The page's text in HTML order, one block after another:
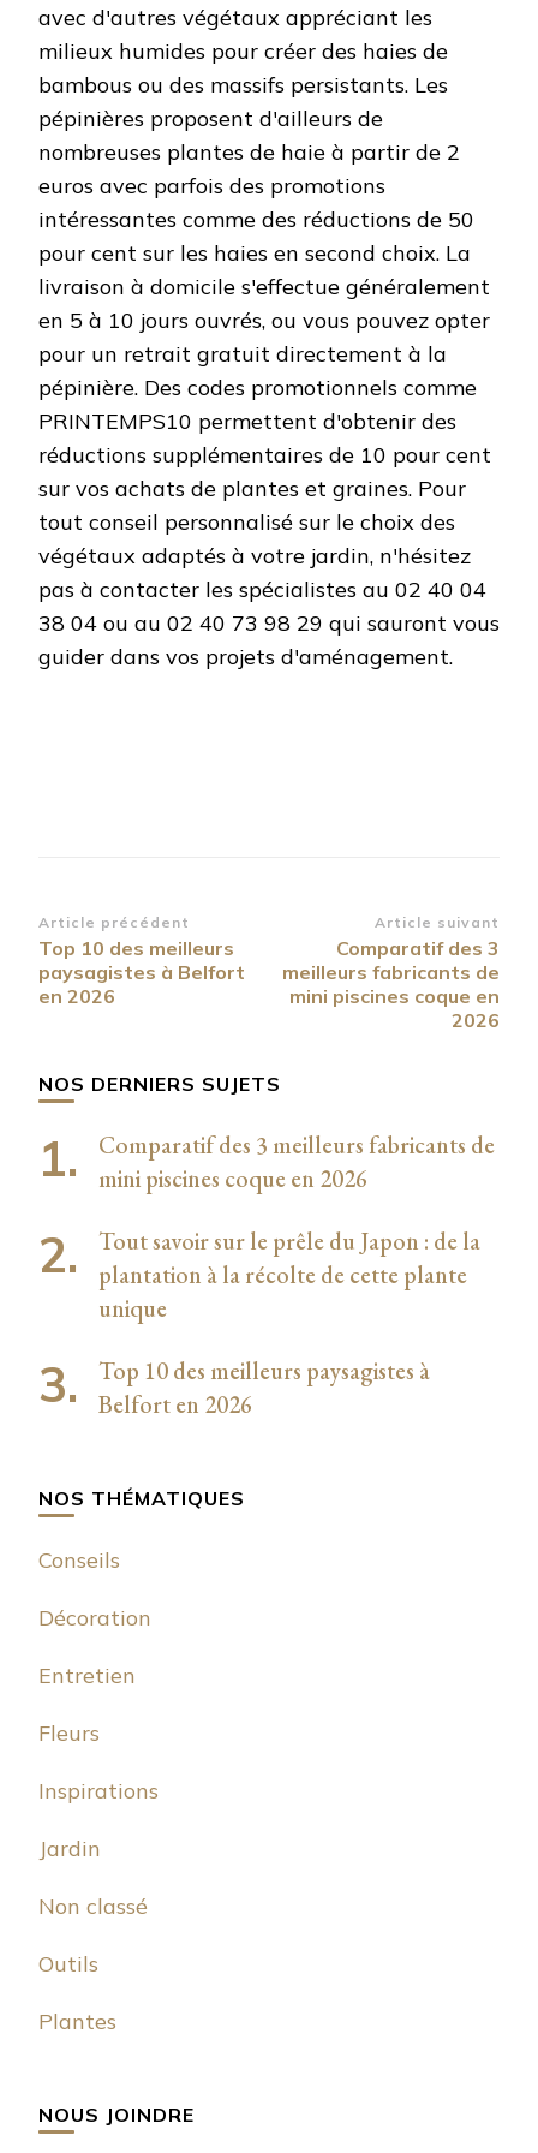
avec d'autres végétaux appréciant les
milieux humides pour créer des haies de
bambous ou des massifs persistants. Les
pépinières proposent d'ailleurs de
nombreuses plantes de haie à partir de 2
euros avec parfois des promotions
intéressantes comme des réductions de 50
pour cent sur les haies en second choix. La
livraison à domicile s'effectue généralement
en 5 à 10 jours ouvrés, ou vous pouvez opter
pour un retrait gratuit directement à la
pépinière. Des codes promotionnels comme
PRINTEMPS10 permettent d'obtenir des
réductions supplémentaires de 10 pour cent
sur vos achats de plantes et graines. Pour
tout conseil personnalisé sur le choix des
végétaux adaptés à votre jardin, n'hésitez
pas à contacter les spécialistes au 02 40 04
38 04 ou au 02 40 73 98 29 qui sauront vous
guider dans vos projets d'aménagement.
Navigation
d’article
Article précédent
Top 10 des meilleurs
paysagistes à Belfort
en 2026
Article suivant
Comparatif des 3
meilleurs fabricants de
mini piscines coque en
2026
NOS DERNIERS SUJETS
Comparatif des 3 meilleurs fabricants de
mini piscines coque en 2026
Tout savoir sur le prêle du Japon : de la
plantation à la récolte de cette plante
unique
Top 10 des meilleurs paysagistes à
Belfort en 2026
NOS THÉMATIQUES
Conseils
Décoration
Entretien
Fleurs
Inspirations
Jardin
Non classé
Outils
Plantes
NOUS JOINDRE